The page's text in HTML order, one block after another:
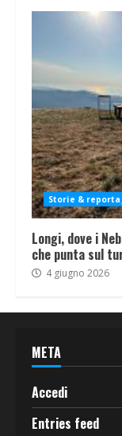
Storie &
Longi, dove i
che punta sul
4 giugno 2026
META
Accedi
Entries feed